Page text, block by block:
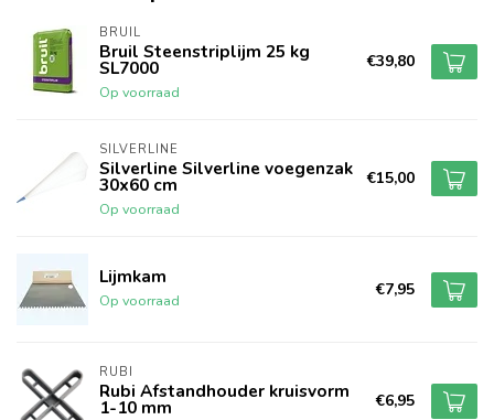
BRUIL
Bruil Steenstriplijm 25 kg
SL7000
Op voorraad
€39,80
SILVERLINE
Silverline Silverline voegenzak
30x60 cm
Op voorraad
€15,00
Lijmkam
Op voorraad
€7,95
RUBI
Rubi Afstandhouder kruisvorm
1-10 mm €6,95